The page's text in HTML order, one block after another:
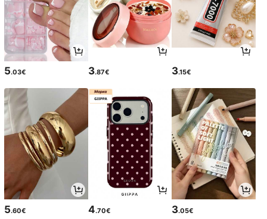
5.03€ 3.87€ 3.15€
5.60€ 4.70€ 3.05€